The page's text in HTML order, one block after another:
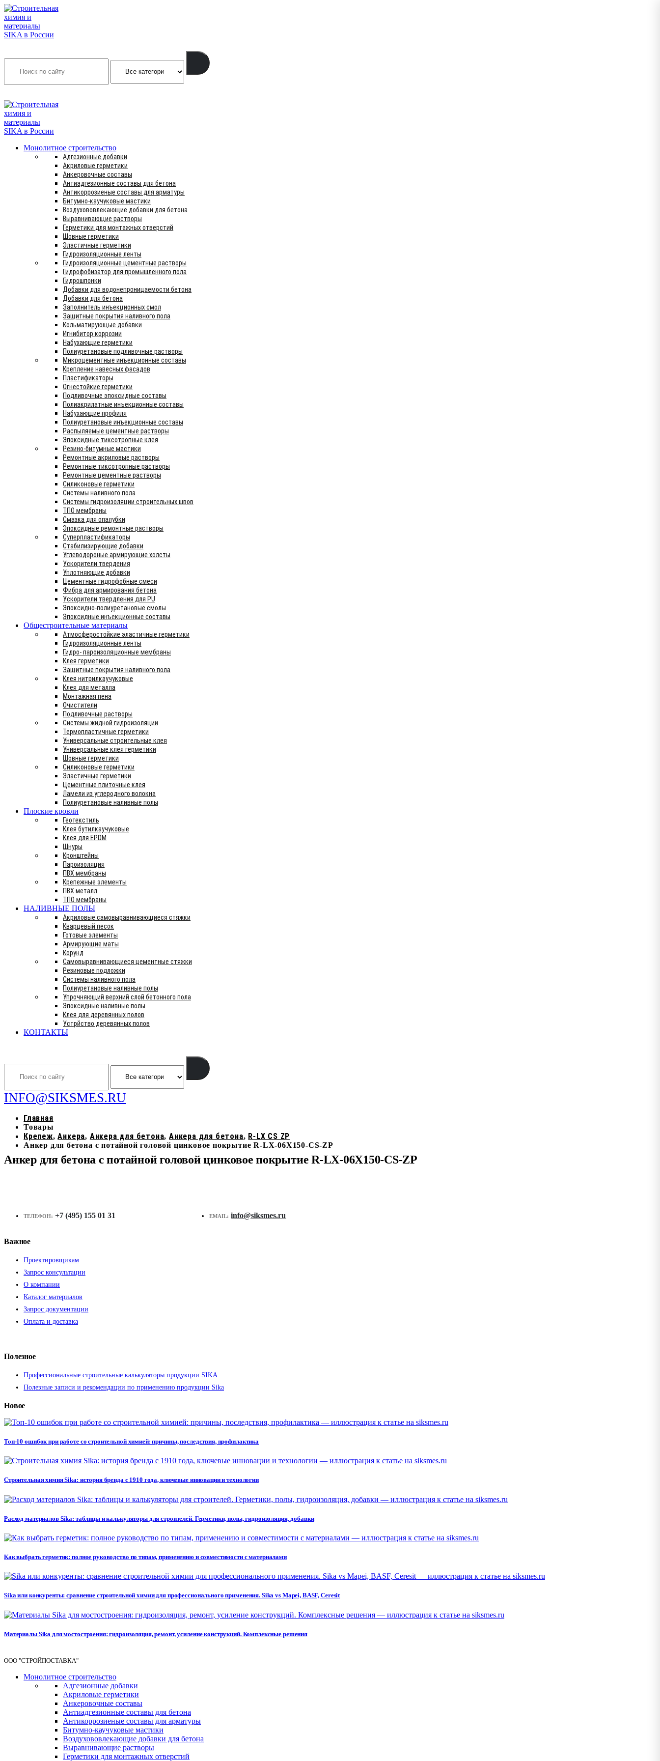
Монолитное строительство
Адгезионные добавки
Акриловые герметики
Анкеровочные составы
Антиадгезионные составы для бетона
Антикоррозиеные составы для арматуры
Битумно-каучуковые мастики
Воздухововлекающие добавки для бетона
Выравнивающие растворы
Герметики для монтажных отверстий
Шовные герметики
Эластичные герметики
Гидроизоляционные ленты
Гидроизоляционные цементные растворы
Гидрофобизатор для промышленного пола
Гидрошпонки
Добавки для водонепроницаемости бетона
Добавки для бетона
Заполнитель инъекционных смол
Защитные покрытия наливного пола
Кольматирующые добавки
Игнибитор коррозии
Набухающие герметики
Полиуретановые подливочные растворы
Микроцементные инъекционные составы
Крепление навесных фасадов
Пластификаторы
Огнестойкие герметики
Подливочные эпоксидные составы
Полиакрилатные инъекционные составы
Набухающие профиля
Полиуретановые инъекционные составы
Распыляемые цементные растворы
Эпоксидные тиксотропные клея
Резино-битумные мастики
Ремонтные акриловые растворы
Ремонтные тиксотропные растворы
Ремонтные цементные растворы
Силиконовые герметики
Системы наливного пола
Системы гидроизоляции строительных швов
ТПО мембраны
Смазка для опалубки
Эпоксидные ремонтные растворы
Суперпластификаторы
Стабилизирующие добавки
Углеводороные армирующие холсты
Ускорители твердения
Уплотняющие добавки
Цементные гидрофобные смеси
Фибра для армирования бетона
Ускорители твердления для PU
Эпоксидно-полиуретановые смолы
Эпоксидные инъекционные составы
Общестроительные материалы
Атмосферостойкие эластичные герметики
Гидроизоляционные ленты
Гидро- пароизоляционные мембраны
Клея герметики
Защитные покрытия наливного пола
Клея нитрилкаучуковые
Клея для металла
Монтажная пена
Очистители
Подливочные растворы
Системы жидной гидроизоляции
Термопластичные герметики
Универсальные строительные клея
Универсальные клея герметики
Шовные герметики
Силиконовые герметики
Эластичные герметики
Цементные плиточные клея
Ламели из углеродного волокна
Полиуретановые наливные полы
Плоские кровли
Геотекстиль
Клея бутилкаучуковые
Клея для EPDM
Шнуры
Кронштейны
Пароизоляция
ПВХ мембраны
Крепежные элементы
ПВХ металл
ТПО мембраны
НАЛИВНЫЕ ПОЛЫ
Акриловые самовыравнивающиеся стяжки
Кварцевый песок
Готовые элементы
Армирующие маты
Корунд
Самовыравнивающиеся цементные стяжки
Резиновые подложки
Системы наливного пола
Полиуретановые наливные полы
Упрочняющий верхний слой бетонного пола
Эпоксидные наливные полы
Клея для деревянных полов
Устрйство деревянных полов
КОНТАКТЫ
INFO@SIKSMES.RU
Главная
Товары
Крепеж,Анкера, Анкера для бетона,Анкера для бетона, R-LX CS ZP
Анкер для бетона с потайной головой цинковое покрытие R-LX-06X150-CS-ZP
Анкер для бетона с потайной головой цинковое покрытие R-LX-06X150-CS-ZP
ТЕЛЕФОН: +7 (495) 155 01 31 EMAIL: info@siksmes.ru
Важное
Проектировщикам
Запрос консультации
О компании
Каталог материалов
Запрос документации
Оплата и доставка
Полезное
Профессиональные строительные калькуляторы продукции SIKA
Полезные записи и рекомендации по применению продукции Sika
Новое
Топ-10 ошибок при работе со строительной химией: причины, последствия, профилактика
Строительная химия Sika: история бренда с 1910 года, ключевые инновации и технологии
Расход материалов Sika: таблицы и калькуляторы для строителей. Герметики, полы, гидроизоляция, добавки
Как выбрать герметик: полное руководство по типам, применению и совместимости с материалами
Sika или конкуренты: сравнение строительной химии для профессионального применения. Sika vs Mapei, BASF, Ceresit
Материалы Sika для мостостроения: гидроизоляция, ремонт, усиление конструкций. Комплексные решения
ООО "СТРОЙПОСТАВКА"
Монолитное строительство
Адгезионные добавки
Акриловые герметики
Анкеровочные составы
Антиадгезионные составы для бетона
Антикоррозиеные составы для арматуры
Битумно-каучуковые мастики
Воздухововлекающие добавки для бетона
Выравнивающие растворы
Герметики для монтажных отверстий